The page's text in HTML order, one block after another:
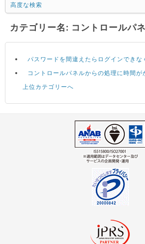
高度な検索
カテゴリー名: コントロールパ
パスワードを間違えたらログインできな
コントロールパネルからの処理に時間が
上位カテゴリーへ